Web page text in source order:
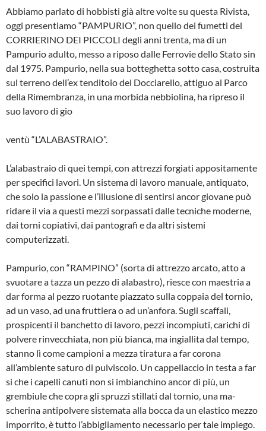
Abbiamo parlato di hobbisti già altre vol­te su questa Rivista,
oggi presentiamo “PAMPURIO”, non quello dei fumetti del
CORRIERINO DEI PICCOLI degli anni trenta, ma di un
Pampurio adulto, messo a riposo dalle Ferrovie dello Stato sin
dal 1975. Pampurio, nella sua botteghetta sotto casa, costruita
sul terreno dell’ex tenditoio del Docciarello, attiguo al Par­co
della Rimembranza, in una morbida nebbiolina, ha ripreso il
suo lavoro di gio­
ventù “L’ALABASTRAIO”.
L’alabastraio di quei tempi, con attrezzi forgiati appositamente
per specifici lavo­ri. Un sistema di lavoro manuale, antiqua­to,
che solo la passione e l’illusione di sentirsi ancor giovane può
ridare il via a questi mezzi sorpassati dalle tecniche moderne,
dai torni copiativi, dai pantografi e da altri sistemi
computerizzati.
Pampurio, con “RAMPINO” (sorta di at­trezzo arcato, atto a
svuotare a tazza un pezzo di alabastro), riesce con maestria a
dar forma al pezzo ruotante piazzato sulla coppaia del tornio,
ad un vaso, ad una fruttiera o ad un’anfora. Sugli scaf­fali,
prospicenti il banchetto di lavoro, pez­zi incompiuti, carichi di
polvere rinvecchiata, non più bianca, ma ingiallita dal tempo,
stanno lì come campioni a mez­za tiratura a far corona
all’ambiente sa­turo di pulviscolo. Un cappellaccio in te­sta a far
si che i capelli canuti non si im­bianchino ancor di più, un
grembiule che copra gli spruzzi stillati dal tornio, una ma­
scherina antipolvere sistemata alla boc­ca da un elastico mezzo
imporrito, è tut­to l’abbigliamento necessario per tale im­piego.